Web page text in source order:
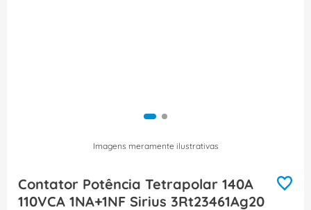
Imagens meramente ilustrativas
Contator Potência Tetrapolar 140A
110VCA 1NA+1NF Sirius 3Rt23461Ag20